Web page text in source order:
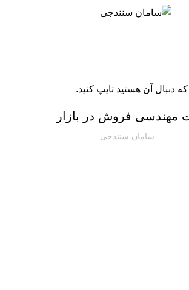
مقاله
مهندسی فروش در بازار
سامان سنندجی
دنبال آن هستید تایپ کنید.